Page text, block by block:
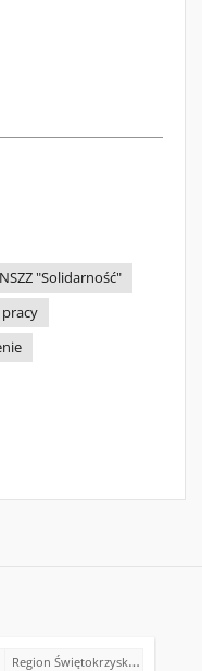
"Solidarność"
pracy
Region Świętokrzyski NSZZ "Solidarność". Delegatura Ostrowiec Świętokrzyski (1980-1981)